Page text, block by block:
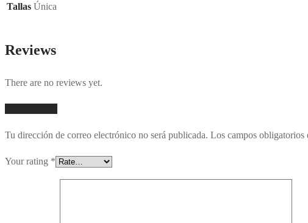
Tallas Única
Reviews
There are no reviews yet.
Tu dirección de correo electrónico no será publicada. Los campos obligatorios
Your rating *